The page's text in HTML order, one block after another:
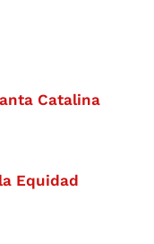
Catalina
Equidad